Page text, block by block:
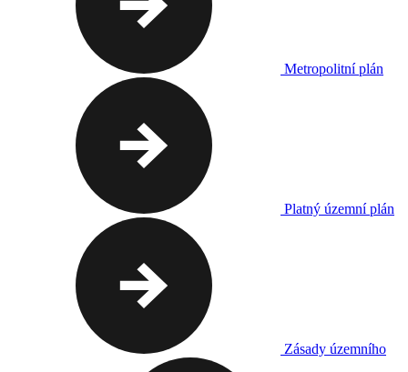
Metropolitní plán
Platný územní plán
Zásady územního